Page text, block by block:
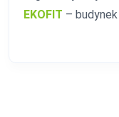
EKOFIT –